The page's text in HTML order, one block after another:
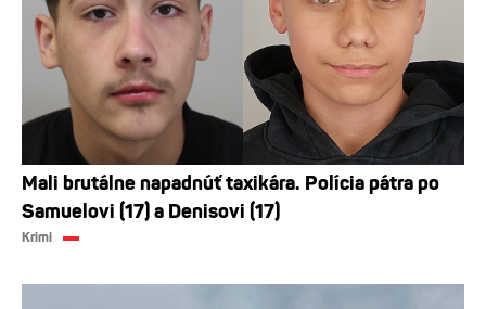
Mali brutálne napadnúť taxikára. Polícia pátra po
Samuelovi (17) a Denisovi (17)
Krimi